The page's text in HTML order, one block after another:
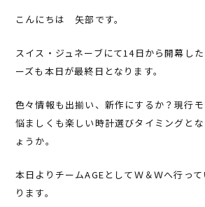
こんにちは 矢部です。
スイス・ジュネーブにて14日から開幕し
ーズも本日が最終日となります。
色々情報も出揃い、新作にするか？現行
悩ましくも楽しい時計選びタイミングと
ょうか。
本日よりチームAGEとしてＷ＆Ｗへ行っ
ります。